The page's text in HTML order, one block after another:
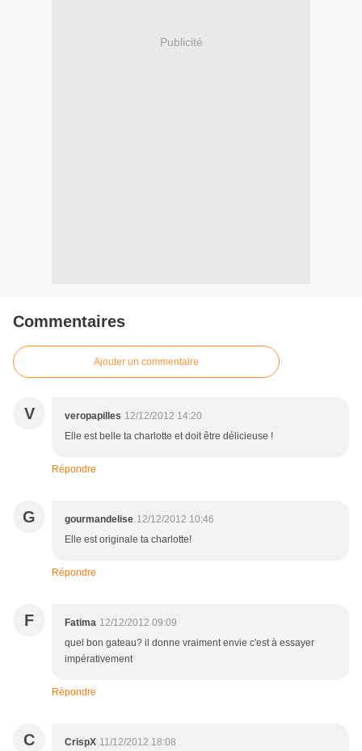
Publicité
Commentaires
Ajouter un commentaire
V veropapilles 12/12/2012 14:20
Elle est belle ta charlotte et doit être délicieuse !
Répondre
G gourmandelise 12/12/2012 10:46
Elle est originale ta charlotte!
Répondre
F Fatima 12/12/2012 09:09
quel bon gateau? il donne vraiment envie c'est à essayer
impérativement
Répondre
C CrispX 11/12/2012 18:08